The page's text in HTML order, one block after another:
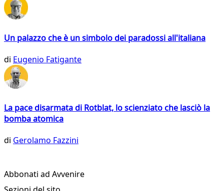
Un palazzo che è un simbolo dei paradossi all'italiana
di Eugenio Fatigante
La pace disarmata di Rotblat, lo scienziato che lasciò la
bomba atomica
di Gerolamo Fazzini
Abbonati ad Avvenire